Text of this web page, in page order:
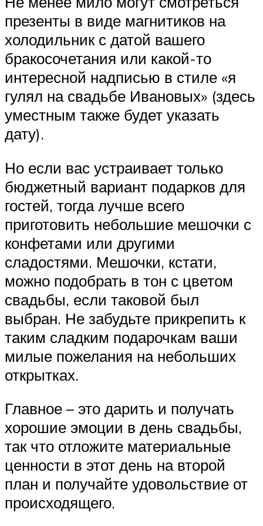
презенты в виде магнитиков на
холодильник с датой вашего
бракосочетания или какой-то
интересной надписью в стиле «я
гулял на свадьбе Ивановых» (здесь
уместным также будет указать
дату).
Но если вас устраивает только
бюджетный вариант подарков для
гостей, тогда лучше всего
приготовить небольшие мешочки с
конфетами или другими
сладостями. Мешочки, кстати,
можно подобрать в тон с цветом
свадьбы, если таковой был
выбран. Не забудьте прикрепить к
таким сладким подарочкам ваши
милые пожелания на небольших
открытках.
Главное – это дарить и получать
хорошие эмоции в день свадьбы,
так что отложите материальные
ценности в этот день на второй
план и получайте удовольствие от
происходящего.